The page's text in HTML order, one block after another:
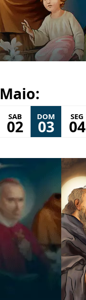
Maio:
SAB
02
DOM
03
SEG
04